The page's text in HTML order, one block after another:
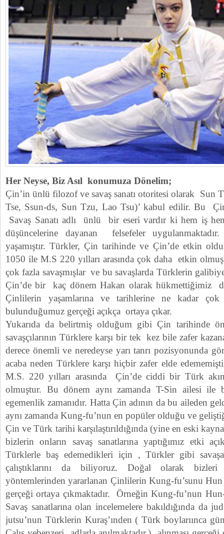
Her Neyse, Biz Asıl konumuza Dönelim;
Çin’in ünlü filozof ve savaş sanatı otoritesi olarak Sun
Tse, Ssun-ds, Sun Tzu, Lao Tsu)’ kabul edilir. Bu
Savaş Sanatı adlı ünlü bir eseri vardır ki hem iş
düşüncelerine dayanan felsefeler
yaşamıştır. Türkler, Çin tarihinde ve Çin’de etkin
1050 ile M.S 220 yılları arasında çok daha etkin
çok fazla savaşmışlar ve bu savaşlarda Türklerin
Çin’de bir kaç dönem Hakan olarak hükmettiğimiz
Çinlilerin yaşamlarına ve tarihlerine ne kadar
bulunduğumuz gerçeği açıkça ortaya çıkar.
Yukarıda da belirtmiş olduğum gibi Çin tarihinde
savaşçılarının Türklere karşı bir tek kez bile zafer
derece önemli ve neredeyse yarı tanrı pozisyonunda
acaba neden Türklere karşı hiçbir zafer elde
M.S. 220 yılları arasında Çin’de ciddi bir Türk
olmuştur. Bu dönem aynı zamanda T-Sin ailesi ile
egemenlik zamanıdır. Hatta Çin adının da bu aileden
aynı zamanda Kung-fu’nun en popüler olduğu ve
Çin ve Türk tarihi karşılaştırıldığında (yine en eski
bizlerin onların savaş sanatlarına yaptığımız etki
Türklerle baş edemedikleri için , Türkler gibi
çalıştıklarını da biliyoruz. Doğal olarak
yöntemlerinden yararlanan Çinlilerin Kung-fu’sunu Hun
gerçeği ortaya çıkmaktadır. Örneğin Kung-fu’nun
Savaş sanatlarına olan incelemelere bakıldığında da
jutsu’nun Türklerin Kuraş’ınden ( Türk boylarıınca